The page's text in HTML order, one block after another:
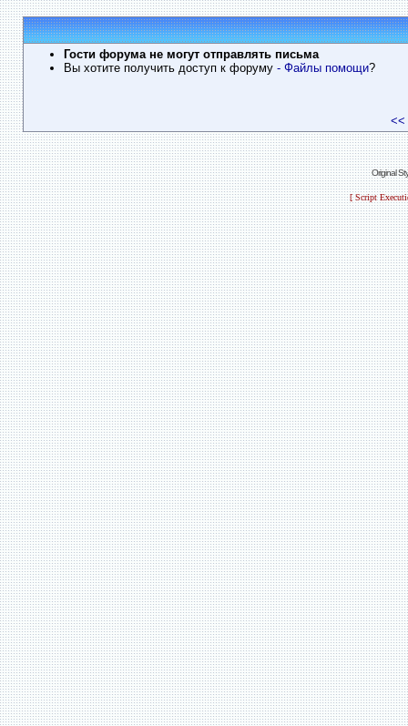
Гости форума не могут отправлять письма
Вы хотите получить доступ к форуму - Файлы помощи?
<<
Original
[ Script